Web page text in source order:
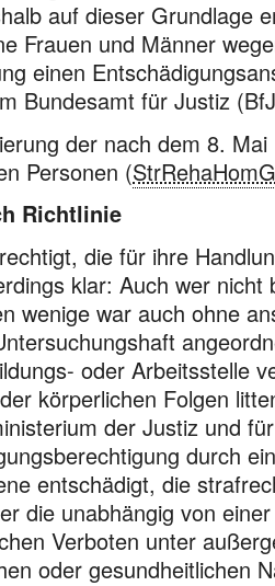
auf dieser Grundlage
Frauen und Männer
einen
Bundesamt für Justiz
der nach dem 8. Mai
Personen (StrRehaHomG
Richtlinie
die für ihre
klar: Auch wer nicht
wenige war auch ohne
oder Arbeitsstelle
körperlichen Folgen
der Justiz und für
durch
entschädigt, die
die unabhängig von einer
Verboten unter
oder gesundheitlichen